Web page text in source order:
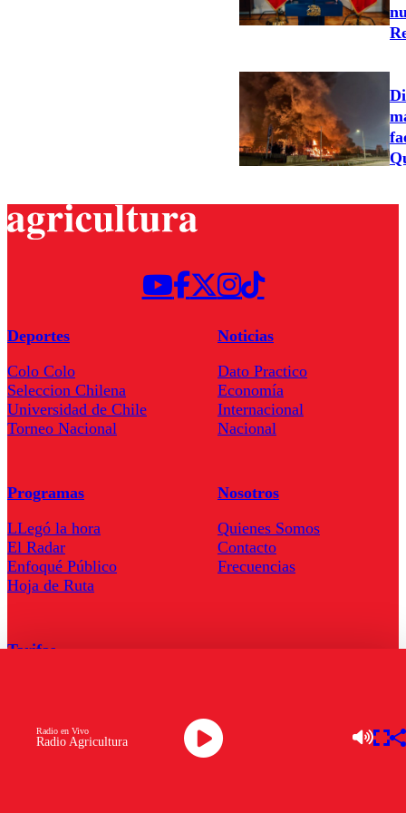
Radio Agricultura
Radio en Vivo
Deportes
Colo Colo
Seleccion Chilena
Universidad de Chile
Torneo Nacional
Noticias
Dato Practico
Economía
Internacional
Nacional
Programas
LLegó la hora
El Radar
Enfoqué Público
Hoja de Ruta
Nosotros
Quienes Somos
Contacto
Frecuencias
Tarifas